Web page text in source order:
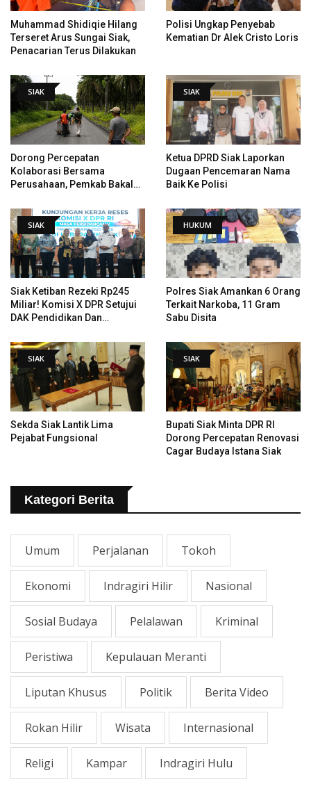
Muhammad Shidiqie Hilang
Terseret Arus Sungai Siak,
Penacarian Terus Dilakukan
Polisi Ungkap Penyebab
Kematian Dr Alek Cristo Loris
SIAK
Dorong Percepatan
Kolaborasi Bersama
Perusahaan, Pemkab Bakal
Rawa Yang Rusak
SIAK
Ketua DPRD Siak Laporkan
Dugaan Pencemaran Nama
Baik Ke Polisi
SIAK
Siak Ketiban Rezeki Rp245
Miliar! Komisi X DPR Setujui
DAK Pendidikan Dan
HUKUM
Polres Siak Amankan 6 Orang
Terkait Narkoba, 11 Gram
Sabu Disita
SIAK
Sekda Siak Lantik Lima
Pejabat Fungsional
SIAK
Bupati Siak Minta DPR RI
Dorong Percepatan Renovasi
Cagar Budaya Istana Siak
Kategori Berita
Umum Perjalanan Tokoh
Ekonomi Indragiri Hilir Nasional
Sosial Budaya Pelalawan Kriminal
Peristiwa Kepulauan Meranti
Liputan Khusus Politik Berita Video
Rokan Hilir Wisata Internasional
Religi Kampar Indragiri Hulu